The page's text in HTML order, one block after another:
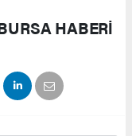
HABERİ